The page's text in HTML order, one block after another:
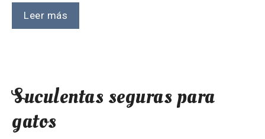
Leer más
Suculentas seguras para
gatos